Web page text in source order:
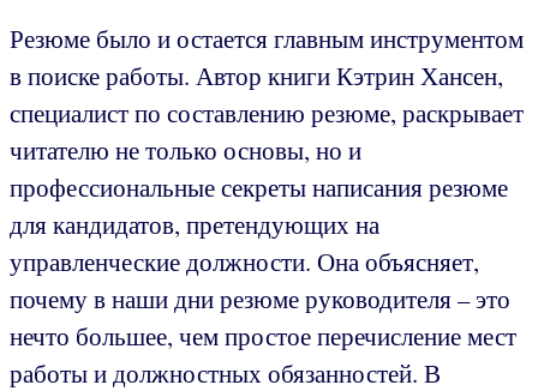
Резюме было и остается главным инструментом
в поиске работы. Автор книги Кэтрин Хансен,
специалист по составлению резюме, раскрывает
читателю не только основы, но и
профессиональные секреты написания резюме
для кандидатов, претендующих на
управленческие должности. Она объясняет,
почему в наши дни резюме руководителя – это
нечто большее, чем простое перечисление мест
работы и должностных обязанностей. В